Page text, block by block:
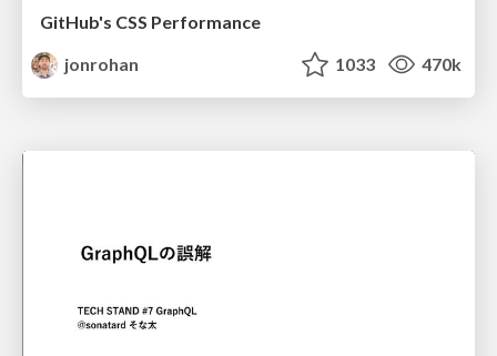
GitHub's CSS Performance
jonrohan
1033 470k